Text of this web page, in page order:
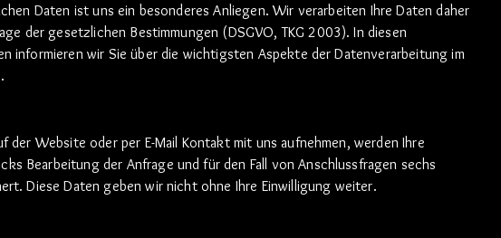
Daten ist uns ein besonderes Anliegen. Wir verarbeiten Ihre Daten daher
der gesetzlichen Bestimmungen (DSGVO, TKG 2003). In diesen
informieren wir Sie über die wichtigsten Aspekte der Datenverarbeitung im
der Website oder per E-Mail Kontakt mit uns aufnehmen, werden Ihre
Bearbeitung der Anfrage und für den Fall von Anschlussfragen sechs
Diese Daten geben wir nicht ohne Ihre Einwilligung weiter.